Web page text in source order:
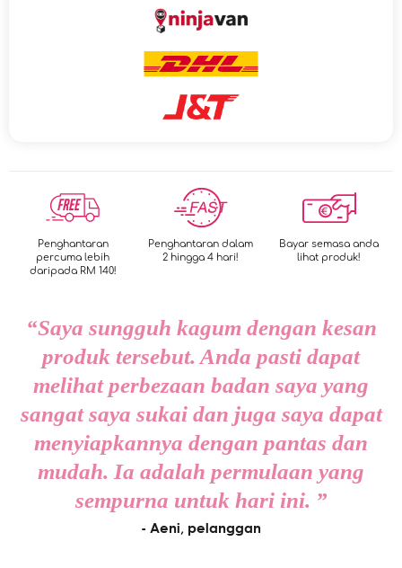
Penghantaran
percuma lebih
daripada RM 140!
Penghantaran dalam
2 hingga 4 hari!
Bayar semasa anda
lihat produk!
“Saya sungguh kagum dengan kesan
produk tersebut. Anda pasti dapat
melihat perbezaan badan saya yang
sangat saya sukai dan juga saya dapat
menyiapkannya dengan pantas dan
mudah. Ia adalah permulaan yang
sempurna untuk hari ini. ”
- Aeni, pelanggan